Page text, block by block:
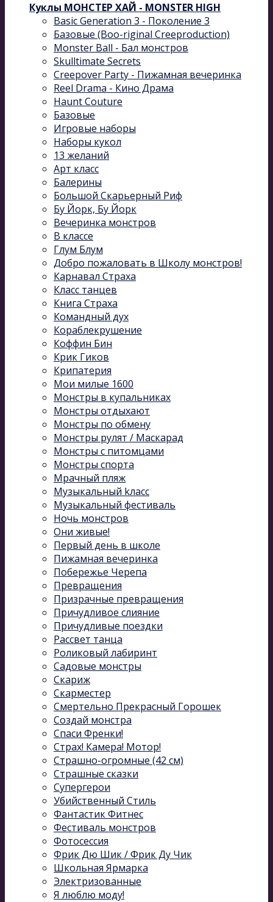
Куклы МОНСТЕР ХАЙ - MONSTER HIGH
Basic Generation 3 - Поколение 3
Базовые (Boo-riginal Creeproduction)
Monster Ball - Бал монстров
Skulltimate Secrets
Creepover Party - Пижамная вечеринка
Reel Drama - Кино Драма
Haunt Couture
Базовые
Игровые наборы
Наборы кукол
13 желаний
Арт класс
Балерины
Большой Скарьерный Риф
Бу Йорк, Бу Йорк
Вечеринка монстров
В классе
Глум Блум
Добро пожаловать в Школу монстров!
Карнавал Cтраха
Класс танцев
Книга Страха
Командный дух
Кораблекрушение
Коффин Бин
Крик Гиков
Крипатерия
Мои милые 1600
Монстры в купальниках
Монстры отдыхают
Монстры по обмену
Монстры рулят / Маскарад
Монстры с питомцами
Монстры спорта
Мрачный пляж
Музыкальный kласс
Музыкальный фестиваль
Ночь монстров
Они живые!
Первый день в школе
Пижамная вечеринка
Побережье Черепа
Превращения
Призрачные превращения
Причудливое слияние
Причудливые поездки
Рассвет танца
Роликовый лабиринт
Садовые монстры
Скариж
Скарместер
Смертельно Прекрасный Горошек
Создай монстра
Спаси Френки!
Страх! Камера! Мотор!
Страшно-огромные (42 см)
Страшные сказки
Супергерои
Убийственный Стиль
Фантастик Фитнес
Фестиваль монстров
Фотосессия
Фрик Дю Шик / Фрик Ду Чик
Школьная Ярмарка
Электризованные
Я люблю моду!